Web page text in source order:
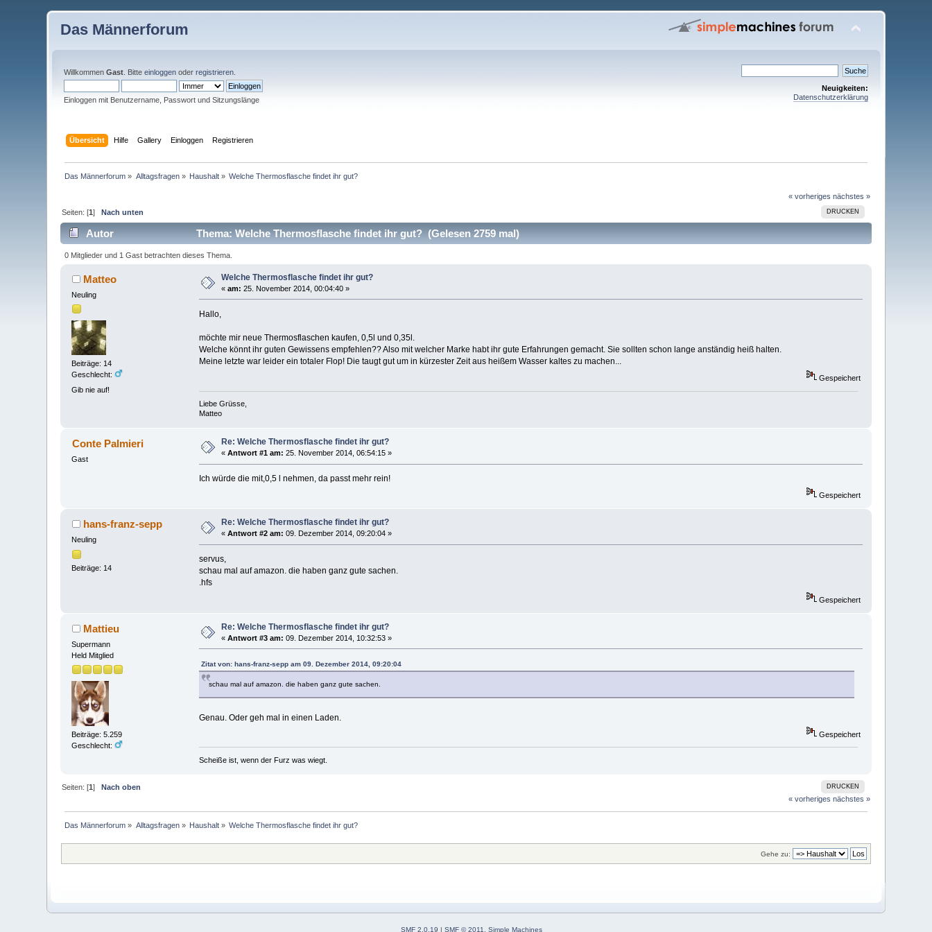
Das Männerforum
WillkommenGast . Bitteeinloggen oderregistrieren
Einloggen mit Benutzername, Passwort und Sitzungslänge
Neuigkeiten:
Datenschutzerklärung
Übersicht Hilfe Gallery Einloggen Registrieren
Das Männerforum » Alltagsfragen» Haushalt » Welche Thermosflasche findet ihr gut?
« vorheriges nächstes »
DRUCKEN
Seiten: [1]Nach unten
Autor Thema: Welche Thermosflasche findet ihr gut? (Gelesen 2759 mal)
0 Mitglieder und 1 Gast betrachten dieses Thema.
Matteo
Neuling
Beiträge: 14
Geschlecht:
Gib nie auf!
Welche Thermosflasche findet ihr gut?
«am: 25. November 2014, 00:04:40 »
Hallo,
möchte mir neue Thermosflaschen kaufen, 0,5l und 0,35l.
Welche könnt ihr guten Gewissens empfehlen?? Also mit welcher Marke habt ihr gute Erfahrungen gemacht. Sie sollten schon lange anständig heiß halten.
Meine letzte war leider ein totaler Flop! Die taugt gut um in kürzester Zeit aus heißem Wasser kaltes zu machen...
Gespeichert
Liebe Grüsse,
Matteo
Conte Palmieri
Gast
Re: Welche Thermosflasche findet ihr gut?
«Antwort #1 am: 25. November 2014, 06:54:15 »
Ich würde die mit,0,5 l nehmen, da passt mehr rein!
Gespeichert
hans-franz-sepp
Neuling
Beiträge: 14
Re: Welche Thermosflasche findet ihr gut?
«Antwort #2 am: 09. Dezember 2014, 09:20:04 »
servus,
schau mal auf amazon. die haben ganz gute sachen.
.hfs
Gespeichert
Mattieu
Supermann
Held Mitglied
Beiträge: 5.259
Geschlecht:
Re: Welche Thermosflasche findet ihr gut?
«Antwort #3 am: 09. Dezember 2014, 10:32:53 »
Zitat von: hans-franz-sepp am 09. Dezember 2014, 09:20:04
schau mal auf amazon. die haben ganz gute sachen.
Genau. Oder geh mal in einen Laden.
Gespeichert
Scheiße ist, wenn der Furz was wiegt.
DRUCKEN
Seiten: [1]Nach oben
« vorheriges nächstes »
Das Männerforum » Alltagsfragen» Haushalt » Welche Thermosflasche findet ihr gut?
Gehe zu:
SMF 2.0.19 | SMF © 2011 Simple Machines